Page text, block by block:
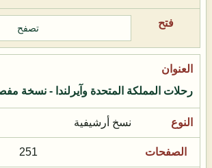
تصفح
رحلات المملكة المتحدة وآيرلندا - نسخة
نسخ أرشيفية
251